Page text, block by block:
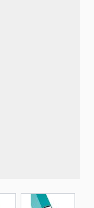
larger image
View